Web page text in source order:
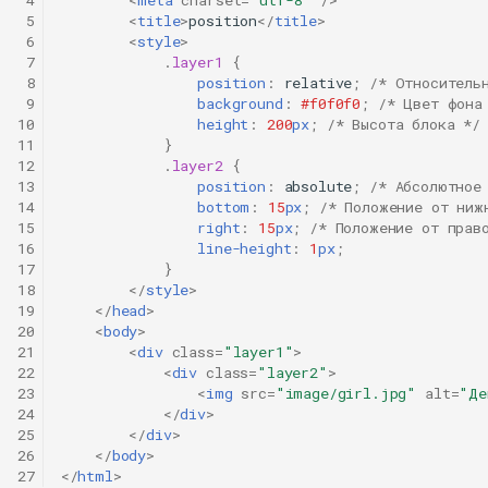
5
6
7
8
9
10
11
12
13
14
15
16
17
18
19
20
21
22
23
24
25
26
27
<title>position</title>
<style>
. layer1
{
position : relative;
/*
background : #f0f0f0 ;
/* Цвет
height : 200px;
/* Высота блока */
}
. layer2 {
position : absolute;
/* Абсолютное
bottom : 15px;
/* Положение от
right : 15px;
/* Положение от
line-height : 1px;
}
</style>
</head>
<body>
<div class="layer1">
<div class="layer2" >
<img src="image/girl.jpg" alt=
</div>
</div>
</body>
</html>